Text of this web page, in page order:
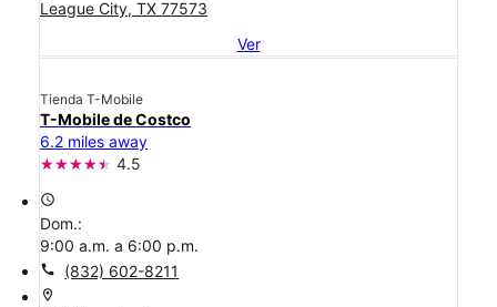
League City, TX 77573
Ver
Tienda T-Mobile
T-Mobile de Costco
6.2 miles away
4.5
access_time
Dom.:
9:00 a.m. a 6:00 p.m.
call (832) 602-8211
location_on